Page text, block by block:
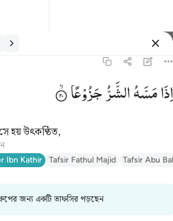
اِذَامَسَّهُالشَّرُّجَزُوْعًا
হয় উৎকণ্ঠিত,
Ibn Kathir Tafsir Fathul Majid Tafsir Abu
জন্য একটি তাফসির পড়ছেন